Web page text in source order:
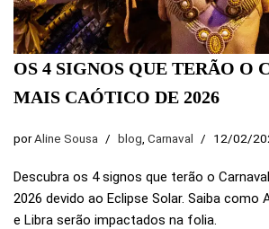
OS 4 SIGNOS QUE TERÃO O
MAIS CAÓTICO DE 2026
porAline Sousa blog Carnaval 12/02/
Descubra os 4 signos que terão o
2026 devido ao Eclipse Solar. Saiba como
e Libra serão impactados na folia.